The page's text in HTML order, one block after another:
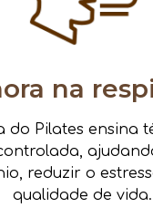
na
do Pilates ensina
reduzir o
qualidade de vida.